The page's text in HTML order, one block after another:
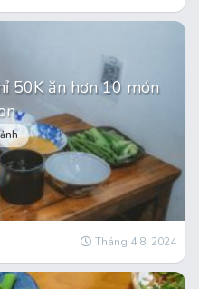
50K ăn hơn 10 món
Tháng 4 8, 2024